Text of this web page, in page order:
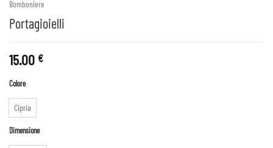
Bomboniere
Portagioielli
15.00 €
Colore
Cipria
Dimensione